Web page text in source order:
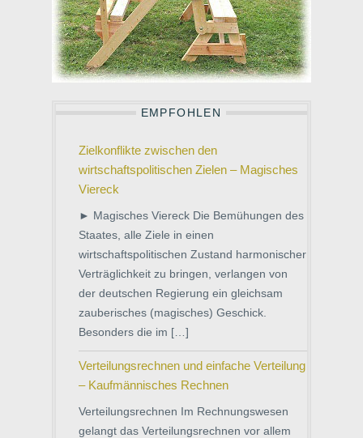
EMPFOHLEN
Zielkonflikte zwischen den
wirtschaftspolitischen Zielen – Magisches
Viereck
► Magisches Viereck Die Bemühungen des
Staates, alle Ziele in einen
wirtschaftspolitischen Zustand harmonischer
Verträglichkeit zu bringen, verlangen von
der deutschen Regierung ein gleichsam
zauberisches (magisches) Geschick.
Besonders die im […]
Verteilungsrechnen und einfache Verteilung
– Kaufmännisches Rechnen
Verteilungsrechnen Im Rechnungswesen
gelangt das Verteilungsrechnen vor allem